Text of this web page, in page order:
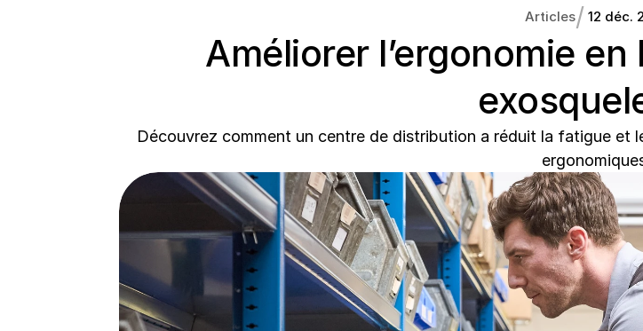
Articles/ 12 déc.
Améliorer l’ergonomie
Découvrez comment un centre de distribution a réduit la fatigue et